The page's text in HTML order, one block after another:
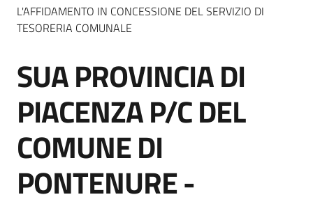
Bandi
strumenti
di
Supporto
L'AFFIDAMENTO IN CONCESSIONE DEL SERVIZIO DI
TESORERIA COMUNALE
Salta al contenuto
SUA PROVINCIA DI
PIACENZA P/C DEL
COMUNE DI
PONTENURE -